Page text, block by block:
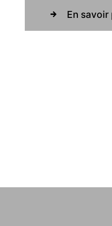
En savoir